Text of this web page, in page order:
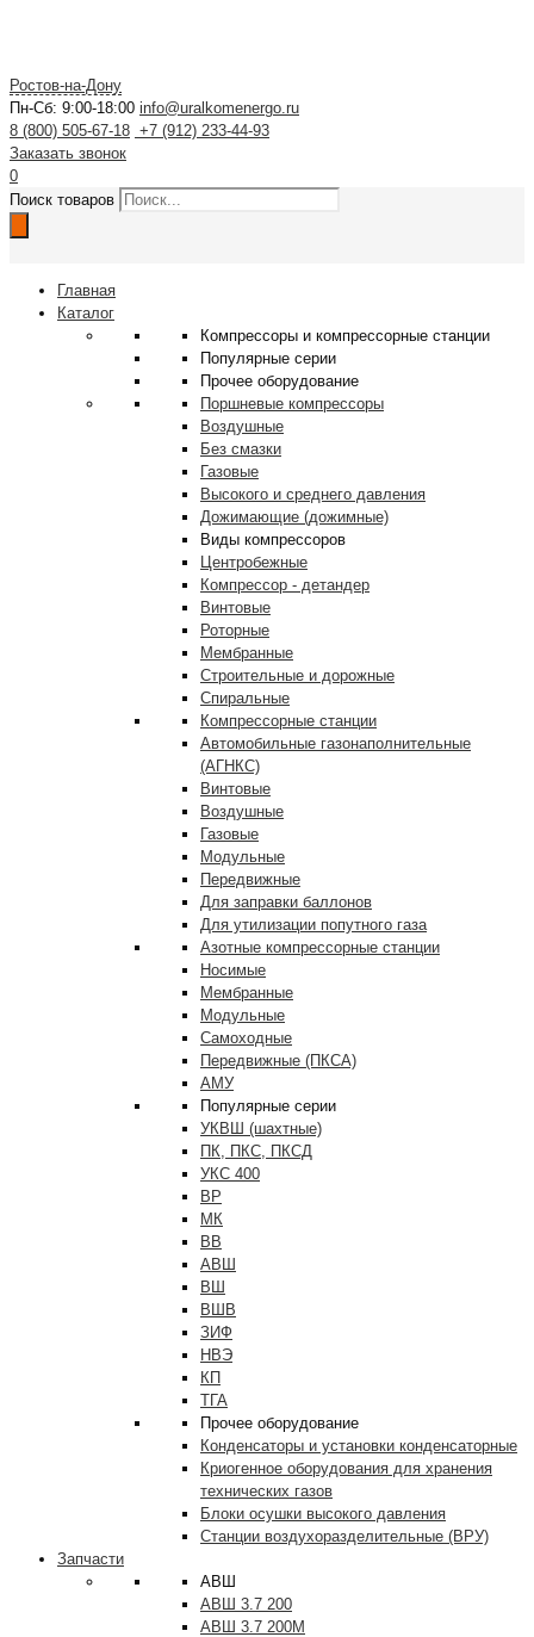
Ростов-на-Дону
Пн-Сб: 9:00-18:00 info@uralkomenergo.ru
8 (800) 505-67-18 +7 (912) 233-44-93
Заказать звонок
0
Поиск товаров
Главная
Каталог
Компрессоры и компрессорные станции
Популярные серии
Прочее оборудование
Поршневые компрессоры
Воздушные
Без смазки
Газовые
Высокого и среднего давления
Дожимающие (дожимные)
Виды компрессоров
Центробежные
Компрессор - детандер
Винтовые
Роторные
Мембранные
Строительные и дорожные
Спиральные
Компрессорные станции
Автомобильные газонаполнительные
(АГНКС)
Винтовые
Воздушные
Газовые
Модульные
Передвижные
Для заправки баллонов
Для утилизации попутного газа
Азотные компрессорные станции
Носимые
Мембранные
Модульные
Самоходные
Передвижные (ПКСА)
АМУ
Популярные серии
УКВШ (шахтные)
ПК, ПКС, ПКСД
УКС 400
ВР
МК
ВВ
АВШ
ВШ
ВШВ
ЗИФ
НВЭ
КП
ТГА
Прочее оборудование
Конденсаторы и установки конденсаторные
Криогенное оборудования для хранения
технических газов
Блоки осушки высокого давления
Станции воздухоразделительные (ВРУ)
Запчасти
АВШ
АВШ 3.7 200
АВШ 3.7 200М